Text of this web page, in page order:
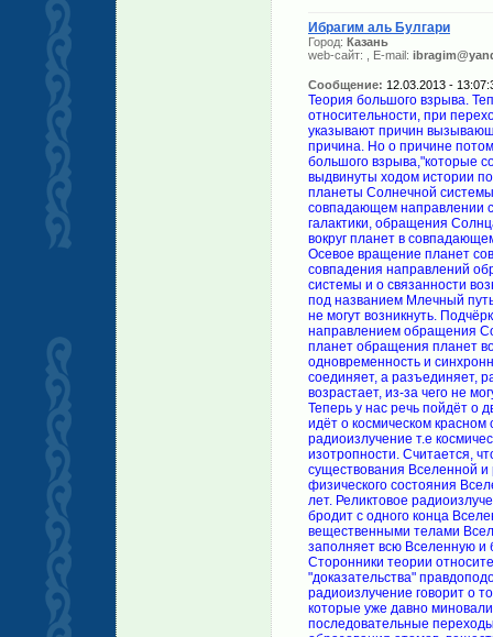
Ибрагим аль Булгари
Город: Казань
web-сайт:
, E-mail:
Сообщение: 12.03.2013 -
Теория большого взрыва.
относительности, при
указывают причин
причина. Но о причине
большого взрыва,"которые
выдвинуты ходом истории
планеты Солнечной
совпадающем направлении
галактики, обращения
вокруг планет в
Осевое вращение планет
совпадения направлений
системы и о связанности
под названием Млечный
не могут возникнуть.
направлением обращения
планет обращения планет
одновременность и
соединяет, а разъединяет,
возрастает, из-за чего не
Теперь у нас речь пойдёт о
идёт о космическом
радиоизлучение т.е
изотропности. Считается,
существования Вселенной и
физического состояния
лет. Реликтовое
бродит с одного конца
вещественными телами
заполняет всю Вселенную и
Сторонники теории
"доказательства"
радиоизлучение говорит о
которые уже давно
последовательные